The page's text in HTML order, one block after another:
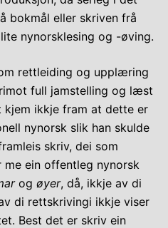
bokmål eller skriven frå
nynorsklesing og -øving.
rettleiding og upplæring
full jamstelling og læst
ikkje fram at dette er
nynorsk slik han skulde
skriv, dei som
ein offentleg nynorsk
og øyer, då, ikkje av di
di rettskrivingi ikkje viser
Best det er skriv ein